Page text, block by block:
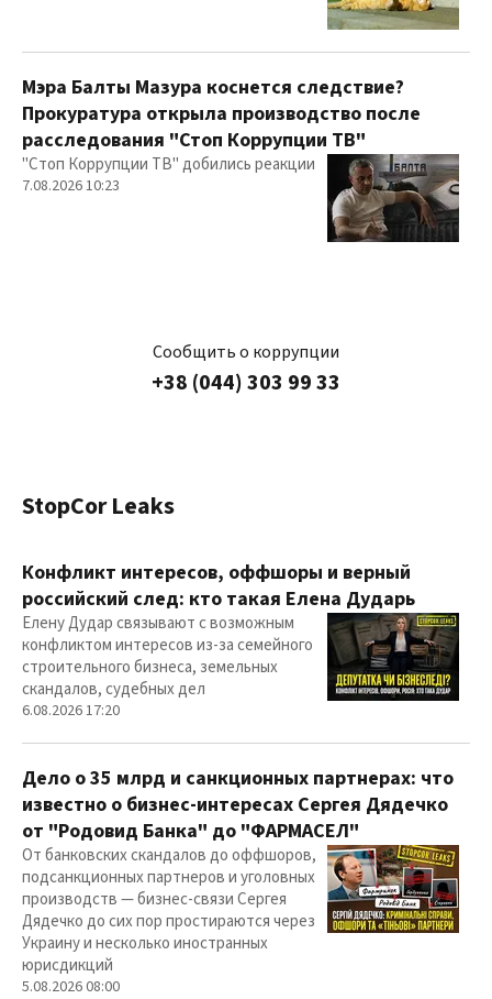
Мэра Балты Мазура коснется следствие?
Прокуратура открыла производство после
расследования "Стоп Коррупции ТВ"
"Стоп Коррупции ТВ" добились реакции
7.08.2026 10:23
Сообщить о коррупции
+38 (044) 303 99 33
StopCor Leaks
Конфликт интересов, оффшоры и верный
российский след: кто такая Елена Дударь
Елену Дудар связывают с возможным
конфликтом интересов из-за семейного
строительного бизнеса, земельных
скандалов, судебных дел
6.08.2026 17:20
Дело о 35 млрд и санкционных партнерах: что
известно о бизнес-интересах Сергея Дядечко
от "Родовид Банка" до "ФАРМАСЕЛ"
От банковских скандалов до оффшоров,
подсанкционных партнеров и уголовных
производств — бизнес-связи Сергея
Дядечко до сих пор простираются через
Украину и несколько иностранных
юрисдикций
5.08.2026 08:00